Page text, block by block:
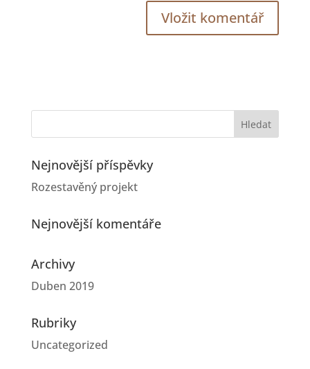
Nejnovější příspěvky
Rozestavěný projekt
Nejnovější komentáře
Archivy
Duben 2019
Rubriky
Uncategorized